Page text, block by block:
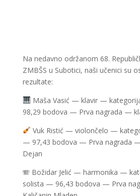
Na nedavno održanom 68.
ZMBŠS u Subotici, naši učenici su
rezultate:
Maša Vasić — klavir —
98,29 bodova — Prva nagrada —
Vuk Ristić — violončelo —
— 97,43 bodova — Prva nagrada
Dejan
🪗 Božidar Jelić — harmonika —
solista — 96,43 bodova — Prva